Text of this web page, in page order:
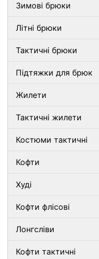
Зимові брюки
Літні брюки
Тактичні брюки
Підтяжки для брюк
Жилети
Тактичні жилети
Костюми тактичні
Кофти
Худі
Кофти флісові
Лонгсліви
Кофти тактичні